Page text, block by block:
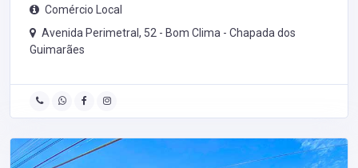
Comércio Local
Avenida Perimetral, 52 - Bom Clima - Chapada dos
Guimarães